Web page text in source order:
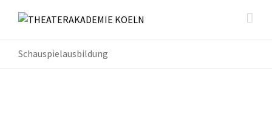
Schauspielausbildung